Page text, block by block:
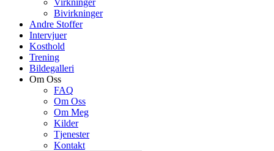
Virkninger
Bivirkninger
Andre Stoffer
Intervjuer
Kosthold
Trening
Bildegalleri
Om Oss
FAQ
Om Oss
Om Meg
Kilder
Tjenester
Kontakt